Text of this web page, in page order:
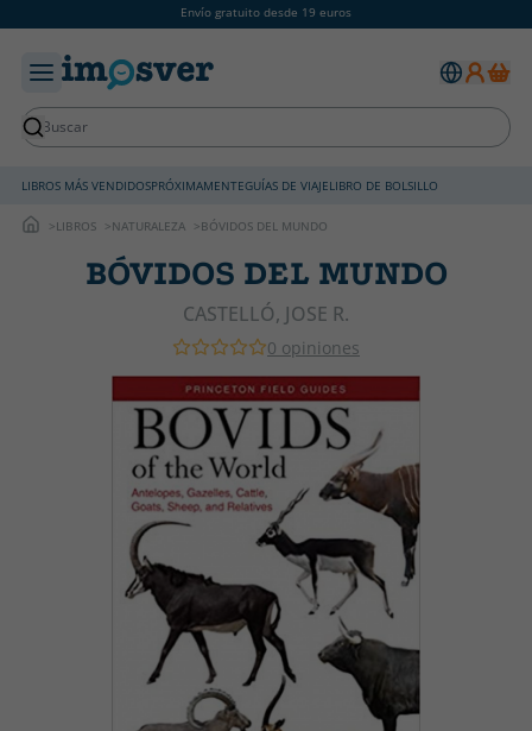
Envío gratuito desde 19 euros
LIBROS MÁS VENDIDOSPRÓXIMAMENTEGUÍAS DE VIAJELIBRO DE BOLSILLO
LIBROS NATURALEZA BÓVIDOS DEL MUNDO
BÓVIDOS DEL MUNDO
CASTELLÓ, JOSE R.
0 opiniones